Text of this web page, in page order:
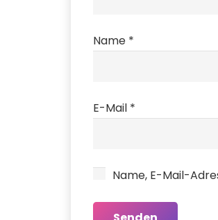
Name *
E-Mail *
Name, E-Mail-